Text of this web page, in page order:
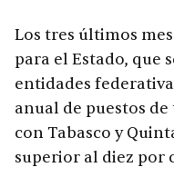
Los tres últimos
para el Estado, que
entidades
anual de puestos
con Tabasco y
superior al diez por